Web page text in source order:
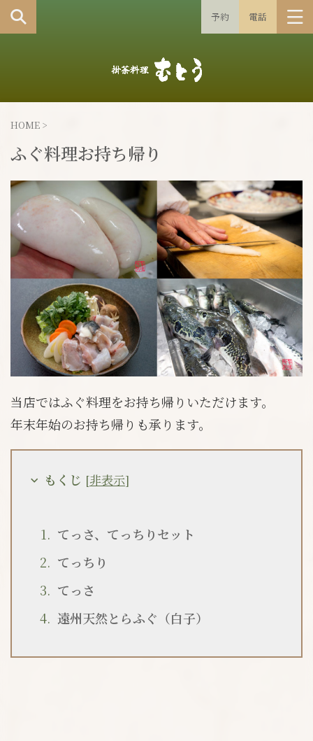
予約 電話
HOME >
ふぐ料理お持ち帰り
当店ではふぐ料理をお持ち帰りいただけます。
年末年始のお持ち帰りも承ります。
もくじ [非表示]
てっさ、てっちりセット
てっちり
てっさ
遠州天然とらふぐ（白子）